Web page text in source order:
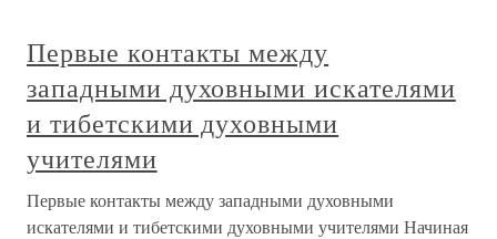
Первые контакты между
западными духовными искателями
и тибетскими духовными
учителями
Первые контакты между западными духовными
искателями и тибетскими духовными учителями Начиная